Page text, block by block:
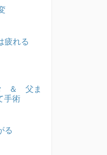
疲れる
＆ 父ま
手術
る